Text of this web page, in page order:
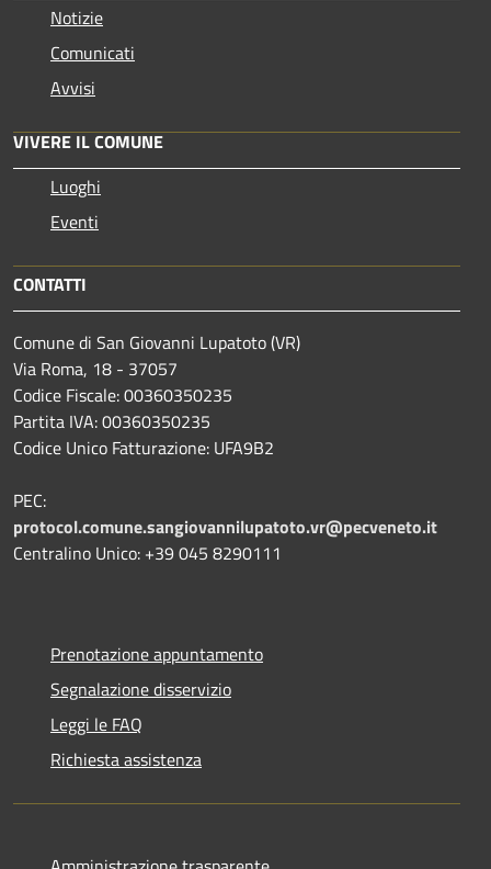
Notizie
Comunicati
Avvisi
VIVERE IL COMUNE
Luoghi
Eventi
CONTATTI
Comune di San Giovanni Lupatoto (VR)
Via Roma, 18 - 37057
Codice Fiscale: 00360350235
Partita IVA: 00360350235
Codice Unico Fatturazione: UFA9B2
PEC:
protocol.comune.sangiovannilupatoto.vr@pecveneto.it
Centralino Unico: +39 045 8290111
Prenotazione appuntamento
Segnalazione disservizio
Leggi le FAQ
Richiesta assistenza